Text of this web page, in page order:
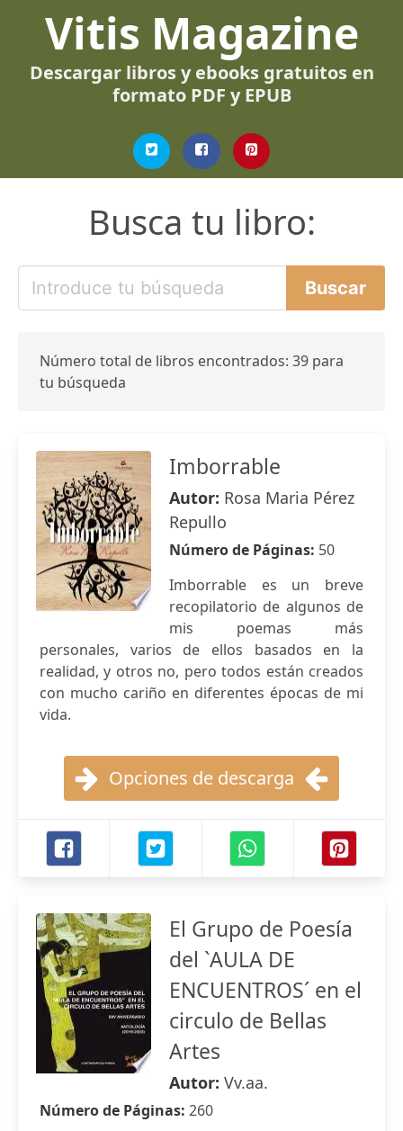
Vitis Magazine
Descargar libros y ebooks gratuitos en
formato PDF y EPUB
Busca tu libro:
Número total de libros encontrados: 39 para
tu búsqueda
Imborrable
Autor: Rosa Maria Pérez
Repullo
Número de Páginas: 50
Imborrable es un breve
recopilatorio de algunos de
mis poemas más
personales, varios de ellos basados en la
realidad, y otros no, pero todos están creados
con mucho cariño en diferentes épocas de mi
vida.
Opciones de descarga
El Grupo de Poesía
del `AULA DE
ENCUENTROS´ en el
circulo de Bellas
Artes
Autor: Vv.aa.
Número de Páginas: 260